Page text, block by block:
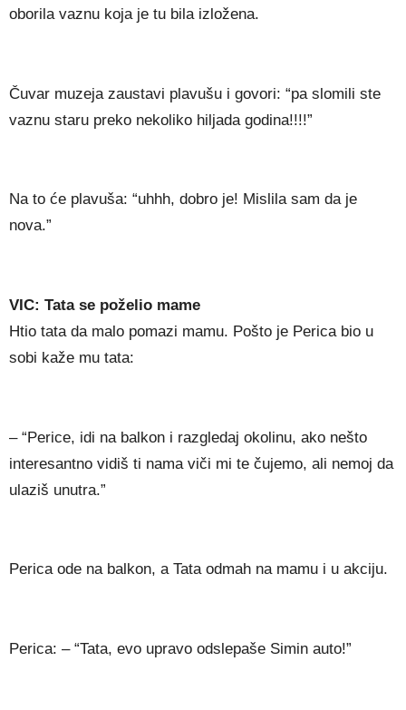
oborila vaznu koja je tu bila izložena.
Čuvar muzeja zaustavi plavušu i govori: “pa slomili ste
vaznu staru preko nekoliko hiljada godina!!!!”
Na to će plavuša: “uhhh, dobro je! Mislila sam da je
nova.”
VIC: Tata se poželio mame
Htio tata da malo pomazi mamu. Pošto je Perica bio u
sobi kaže mu tata:
– “Perice, idi na balkon i razgledaj okolinu, ako nešto
interesantno vidiš ti nama viči mi te čujemo, ali nemoj da
ulaziš unutra.”
Perica ode na balkon, a Tata odmah na mamu i u akciju.
Perica: – “Tata, evo upravo odslepaše Simin auto!”